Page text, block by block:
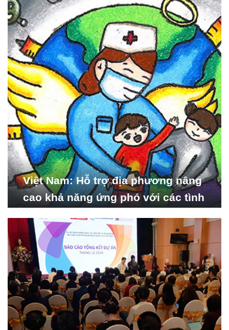
Nghiên cứu Phát triển Xã
hội_ISDS)
Việt Nam: Hỗ trợ địa phương nâng
cao khả năng ứng phó với các tình